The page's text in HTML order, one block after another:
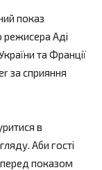
показ
Аді
та Франції
за сприяння
в
Аби гості
перед показом